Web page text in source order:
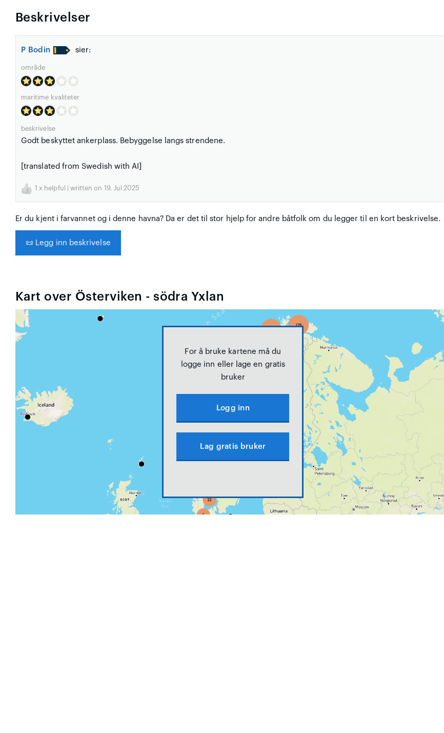
Beskrivelser
P Bodin sier:
område
maritime kvaliteter
beskrivelse
Godt beskyttet ankerplass. Bebyggelse langs strendene.
[translated from Swedish with AI]
1 x helpful | written on 19. Jul 2025
Er du kjent i farvannet og i denne havna? Da er det til stor hjelp for andre båtfolk om du legger til en kort beskrivelse.
📜 Legg inn beskrivelse
Kart over Österviken - södra Yxlan
For å bruke kartene må du
logge inn eller lage en gratis
bruker
Logg inn
Lag gratis bruker